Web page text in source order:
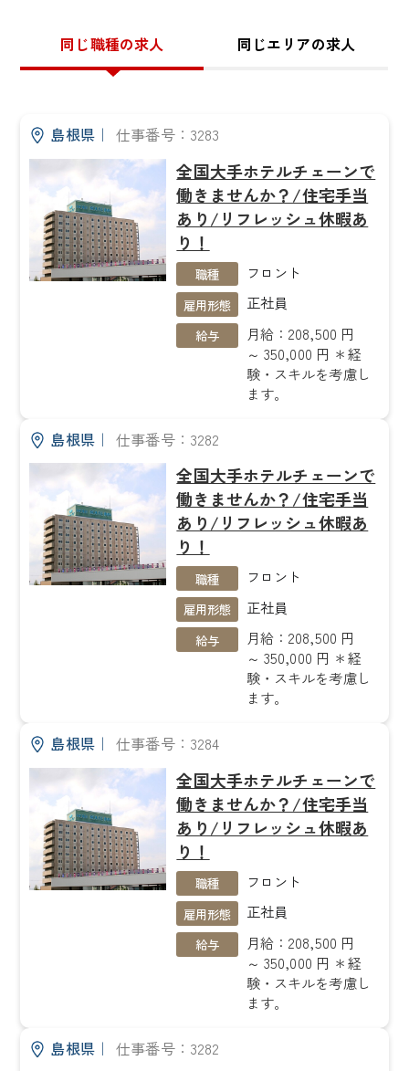
同じ職種の求人 同じエリアの求人
島根県｜ 仕事番号：3283
全国大手ホテルチェーンで
働きませんか？/住宅手当
あり/リフレッシュ休暇あ
り！
職種 フロント
雇用形態 正社員
給与
月給：208,500 円
～ 350,000 円 ＊経
験・スキルを考慮し
ます。
島根県｜ 仕事番号：3282
全国大手ホテルチェーンで
働きませんか？/住宅手当
あり/リフレッシュ休暇あ
り！
職種 フロント
雇用形態 正社員
給与
月給：208,500 円
～ 350,000 円 ＊経
験・スキルを考慮し
ます。
島根県｜ 仕事番号：3284
全国大手ホテルチェーンで
働きませんか？/住宅手当
あり/リフレッシュ休暇あ
り！
職種 フロント
雇用形態 正社員
給与
月給：208,500 円
～ 350,000 円 ＊経
験・スキルを考慮し
ます。
島根県｜ 仕事番号：3282